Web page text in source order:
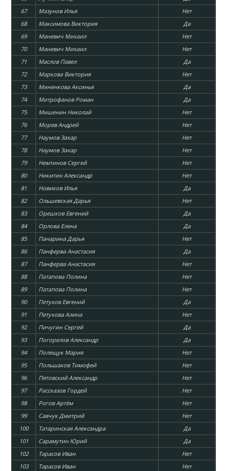
67
Мазунов Илья
Нет
68
Максимова Виктория
Да
69
Маневич Михаил
Нет
70
Маневич Михаил
Нет
71
Маслов Павел
Да
72
Маркова Виктория
Нет
73
Миненкова Аксинья
Да
74
Митрофанов Роман
Да
75
Мишенин Николай
Нет
76
Морев Андрей
Нет
77
Наумов Захар
Нет
78
Наумов Захар
Нет
79
Немтинов Сергей
Нет
80
Никитин Александр
Нет
81
Новиков Илья
Да
82
Ольшевская Дарья
Нет
83
Орешков Евгений
Да
84
Орлова Елена
Да
85
Панарина Дарья
Нет
86
Панферва Анастасия
Да
87
Панферва Анастасия
Нет
88
Патапова Полина
Нет
89
Патапова Полина
Нет
90
Петухов Евгений
Да
91
Петухова Алина
Нет
92
Пичугин Сергей
Да
93
Погорелов Александр
Да
94
Полещук Мария
Нет
95
Польшаков Тимофей
Нет
96
Пятовский Александр
Нет
97
Рассказов Гордей
Нет
98
Рогов Артём
Нет
99
Савчук Дмитрий
Нет
100
Татаринская Александра
Да
101
Сарамутин Юрий
Да
102
Тарасов Иван
Нет
103
Тарасов Иван
Нет